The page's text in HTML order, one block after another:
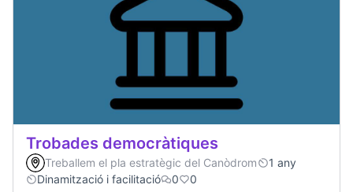
Trobades democràtiques
Treballem el pla estratègic del Canòdrom
1 any
Dinamització i facilitació
0 0